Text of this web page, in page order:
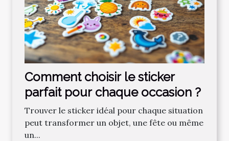
Comment choisir le sticker
parfait pour chaque occasion ?
Trouver le sticker idéal pour chaque situation
peut transformer un objet, une fête ou même
un...